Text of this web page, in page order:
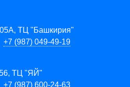
ТЦ "Башкирия"
+7 (987) 049-49-19
ТЦ "ЯЙ"
+7 (987) 600-24-63